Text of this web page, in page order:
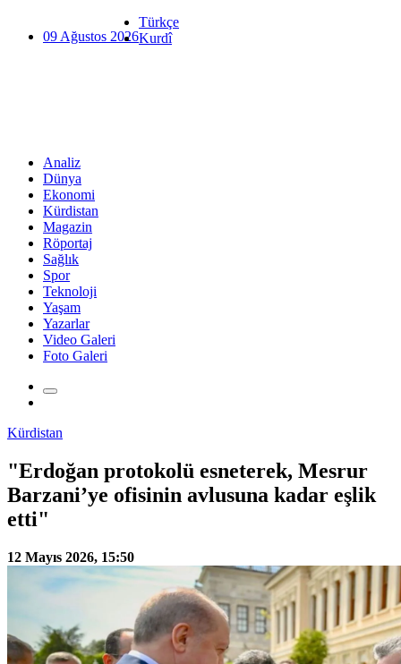
09 Ağustos 2026
Türkçe
Kurdî
Analiz
Dünya
Ekonomi
Kürdistan
Magazin
Röportaj
Sağlık
Spor
Teknoloji
Yaşam
Yazarlar
Video Galeri
Foto Galeri
Kürdistan
"Erdoğan protokolü esneterek, Mesrur
Barzani’ye ofisinin avlusuna kadar eşlik
etti"
12 Mayıs 2026, 15:50